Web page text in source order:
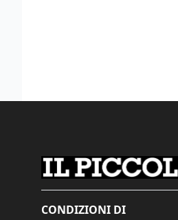
CONDIZIONI DI